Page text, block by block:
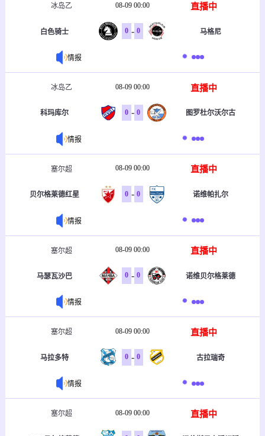
冰岛乙 08-09 00:00 直播中
白色骑士 0 - 0 马格尼
情报
冰岛乙 08-09 00:00 直播中
科玛库尔 0 - 0 图罗杜尔沃尔古
情报
塞尔超 08-09 00:00 直播中
贝尔格莱德红星 0 - 0 诺维帕扎尔
情报
塞尔超 08-09 00:00 直播中
马瑟瓦沙巴 0 - 0 诺维贝尔格莱德
情报
塞尔超 08-09 00:00 直播中
马拉多特 0 - 0 古拉瑞奇
情报
塞尔超 08-09 00:00 直播中